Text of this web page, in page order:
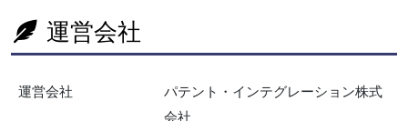
運営会社
運営会社
パテント・インテグレーション株式
会社